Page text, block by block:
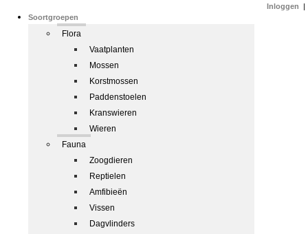
Soortgroepen
Flora
Vaatplanten
Mossen
Korstmossen
Paddenstoelen
Kranswieren
Wieren
Fauna
Zoogdieren
Reptielen
Amfibieën
Vissen
Dagvlinders
Inloggen |